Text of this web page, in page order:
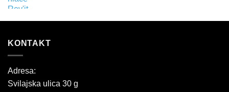
KONTAKT
Adresa:
Svilajska ulica 30 g